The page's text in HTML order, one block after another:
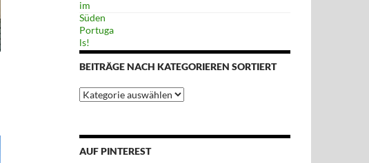
BEITRÄGE NACH KATEGORIEREN SORTIERT
Beiträge
nach
AUF PINTEREST